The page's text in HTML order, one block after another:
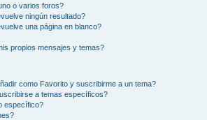
o varios foros?
ningún resultado?
una página en blanco?
propios mensajes y temas?
como Favorito y suscribirme a un tema?
a temas específicos?
específico?